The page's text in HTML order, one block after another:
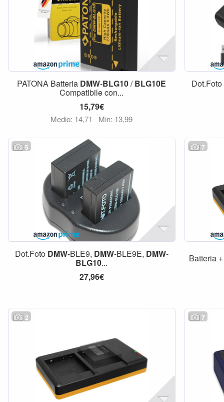
PATONA Batteria DMW-BLG10/BLG10E
Compatibile con...
15,79€
Medio: 14,71 Min: 13,99
Dot.Foto
5
Dot.Foto DMW-BLE9, DMW-BLE9E, DMW-
BLG10...
27,96€
7
Batteria
2 7